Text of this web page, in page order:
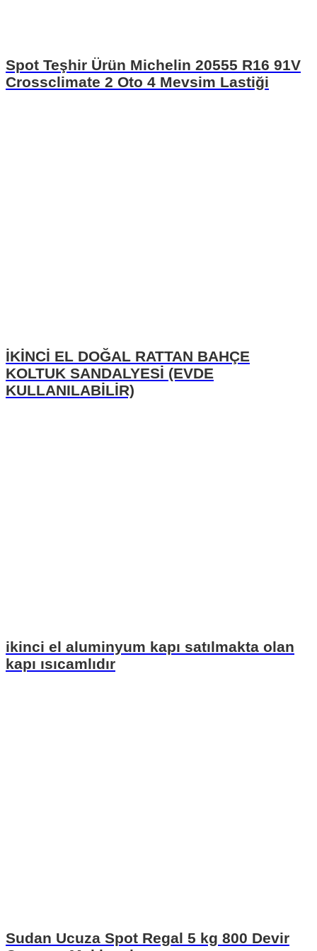
Spot Teşhir Ürün Michelin 20555 R16 91V
Crossclimate 2 Oto 4 Mevsim Lastiği
İKİNCİ EL DOĞAL RATTAN BAHÇE
KOLTUK SANDALYESİ (EVDE
KULLANILABİLİR)
ikinci el aluminyum kapı satılmakta olan
kapı ısıcamlıdır
Sudan Ucuza Spot Regal 5 kg 800 Devir